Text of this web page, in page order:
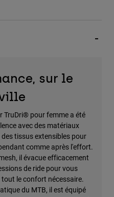
sur le
TruDri® pour femme a été
avec des matériaux
tissus extensibles pour
comme après l'effort.
il évacue efficacement
de ride pour vous
le confort nécessaire.
du MTB, il est équipé